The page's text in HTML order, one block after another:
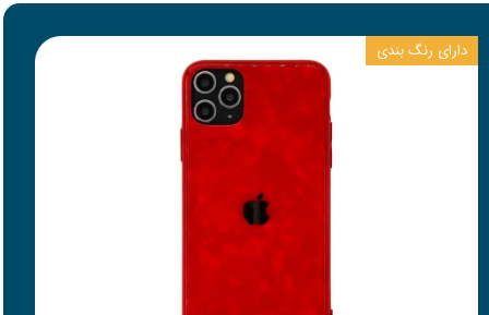
دارای رنگ بندی